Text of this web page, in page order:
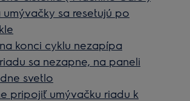
umývačky sa resetujú po
konci cyklu nezapípa
sa nezapne, na paneli
svetlo
pripojiť umývačku riadu k